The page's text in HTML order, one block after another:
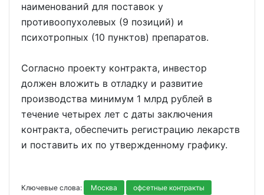
наименований для поставок у
противоопухолевых (9 позиций) и
психотропных (10 пунктов) препаратов.
Согласно проекту контракта, инвестор
должен вложить в отладку и развитие
производства минимум 1 млрд рублей в
течение четырех лет с даты заключения
контракта, обеспечить регистрацию лекарств
и поставить их по утвержденному графику.
Ключевые слова: Москва офсетные контракты